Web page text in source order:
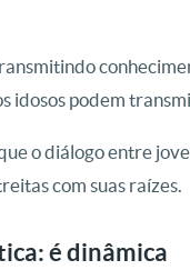
idosos podem
o diálogo entre
com suas raízes.
é dinâmica